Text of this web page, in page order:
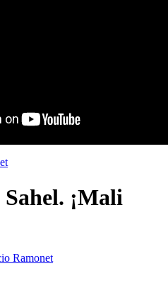
Sahel. ¡Mali
Ramonet